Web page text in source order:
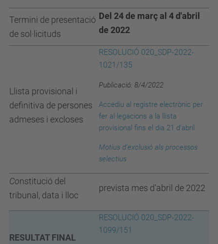
Termini de presentació
de sol·licituds
Del 24 de març al 4 d'abril
de 2022
Llista provisional i
definitiva de persones
admeses i excloses
RESOLUCIÓ 020_SDP-2022-
1021/135
Publicació: 8/4/2022
Accediu al registre electrònic per
fer al·legacions a la llista
provisional fins el dia 21 d'abril
Motius d'exclusió als processos
selectius
Constitució del
tribunal, data i lloc
prevista mes d'abril de 2022
RESULTAT FINAL
RESOLUCIÓ 020_SDP-2022-
1099/151